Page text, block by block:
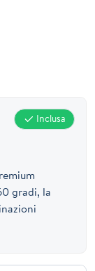
Inclusa
gradi, la